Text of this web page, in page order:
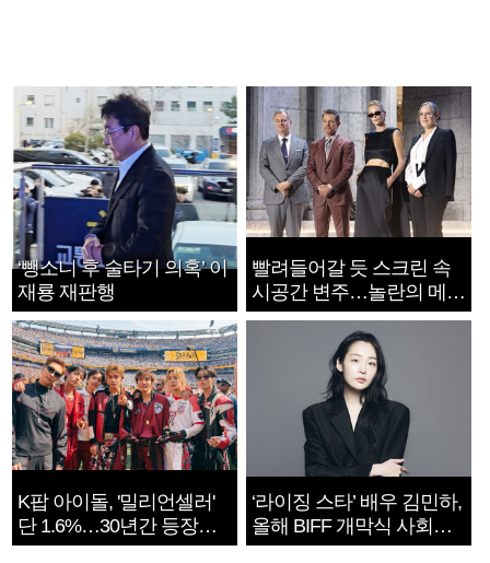
‘뺑소니 후 술타기 의혹’ 이
재룡 재판행
빨려들어갈 듯 스크린 속
시공간 변주…놀란의 메시
지는 ‘전쟁 속죄’
K팝 아이돌, '밀리언셀러'
단 1.6%…30년간 등장
1182개팀 전수조사
‘라이징 스타’ 배우 김민하,
올해 BIFF 개막식 사회자
확정